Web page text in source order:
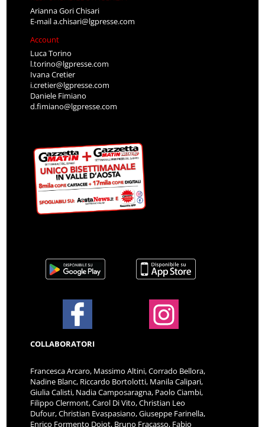
Arianna Gori Chisari
E-maila.chisari@lgpresse.com
Account
Luca Torino
l.torino@lgpresse.com
Ivana Cretier
i.cretier@lgpresse.com
Daniele Fimiano
d.fimiano@lgpresse.com
COLLABORATORI
Francesca Arcaro, Massimo Altini, Corrado Bellora,
Nadine Blanc, Riccardo Bortolotti, Manila Calipari,
Giulia Calisti, Nadia Camposaragna, Paolo Ciambi,
Filippo Clermont, Carol Di Vito, Christian Leo
Dufour, Christian Evaspasiano, Giuseppe Farinella,
Enrico Formento Dojot, Bruno Fracasso, Fabio